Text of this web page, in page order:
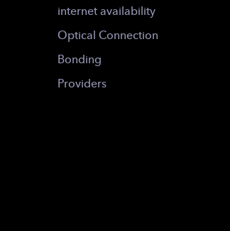
internet availability
Optical Connection
Bonding
Providers